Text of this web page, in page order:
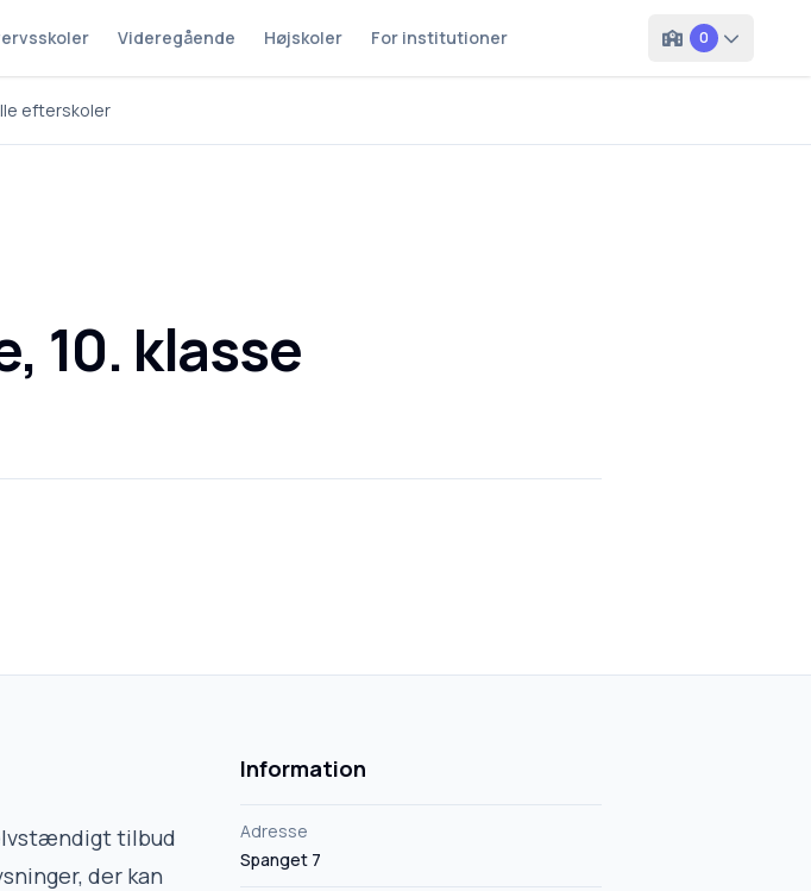
Videregående Højskoler For institutioner 0
efterskoler
10. klasse
tilbud
der kan
Information
Adresse
Spanget 7